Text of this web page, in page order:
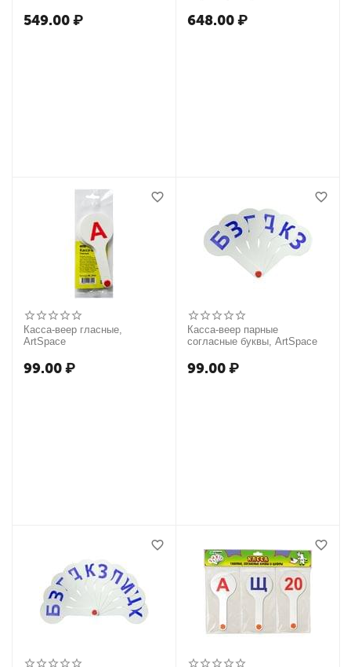
549.00₽
элемента, пенал, 104750
648.00₽
Касса-веер гласные,
ArtSpace
99.00₽
Касса-веер парные
согласные буквы, ArtSpace
99.00₽